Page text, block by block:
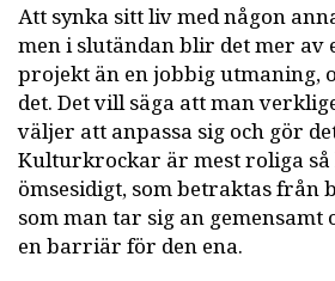
Att synka sitt liv med någon
men i slutändan blir det mer av
projekt än en jobbig utmaning,
det. Det vill säga att man
väljer att anpassa sig och gör
Kulturkrockar är mest roliga så
ömsesidigt, som betraktas från
som man tar sig an gemensamt
en barriär för den ena.